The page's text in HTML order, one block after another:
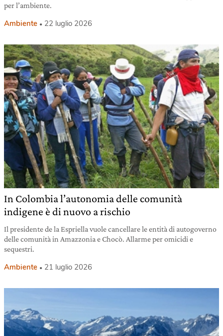
per l’ambiente.
Ambiente 22 luglio 2026
In Colombia l’autonomia delle comunità
indigene è di nuovo a rischio
Il presidente de la Espriella vuole cancellare le entità di autogoverno
delle comunità in Amazzonia e Chocò. Allarme per omicidi e
sequestri.
Ambiente 21 luglio 2026